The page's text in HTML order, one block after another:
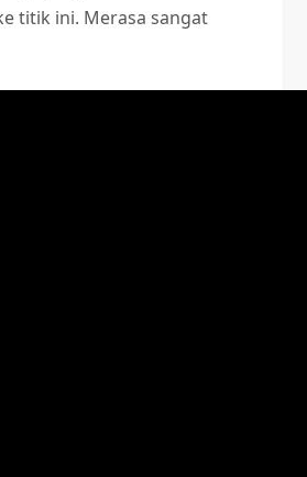
titik ini. Merasa sangat